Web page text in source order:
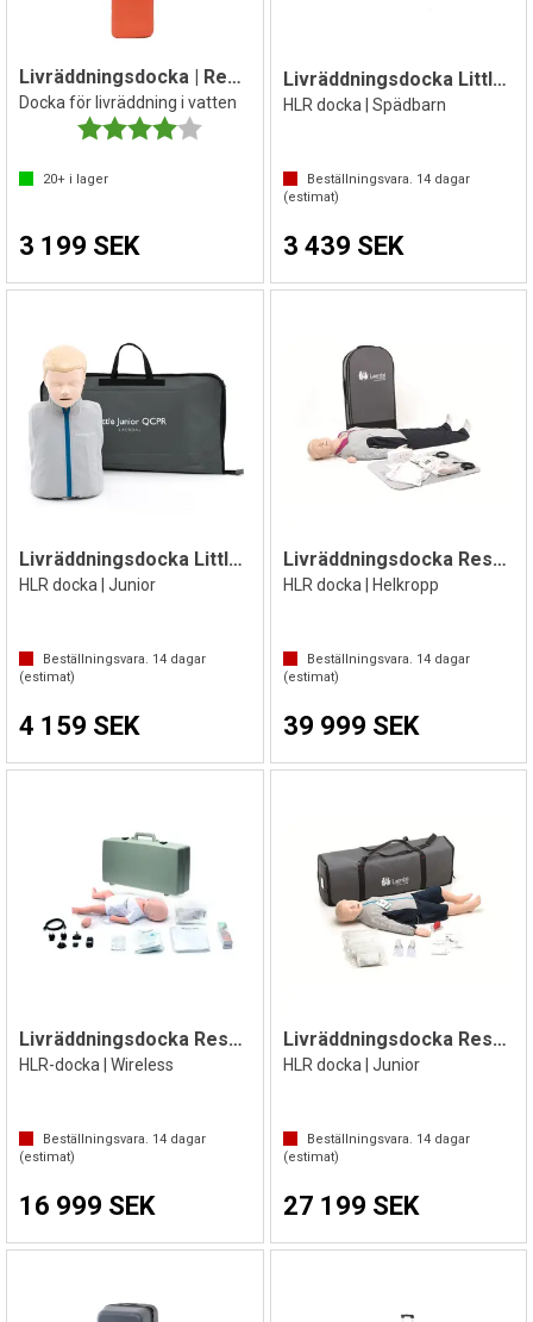
Livräddningsdocka | Rescue Dummy
Docka för livräddning i vatten
Betyg:
4.0 utav 5 stjärnor
20+ i lager
3 199 SEK
Livräddningsdocka Little Baby QCPR
HLR docka | Spädbarn
Beställningsvara. 14dagar
(estimat)
3 439 SEK
Livräddningsdocka Little Junior
HLR docka | Junior
Beställningsvara. 14 dagar
(estimat)
4 159 SEK
Livräddningsdocka Resusci Anne QCPR
HLR docka | Helkropp
Beställningsvara. 14dagar
(estimat)
39 999 SEK
Livräddningsdocka Resusci Baby QCPR
HLR-docka | Wireless
Beställningsvara. 14 dagar
(estimat)
16 999 SEK
Livräddningsdocka Resusci Junior QCPR
HLR docka | Junior
Beställningsvara. 14dagar
(estimat)
27 199 SEK